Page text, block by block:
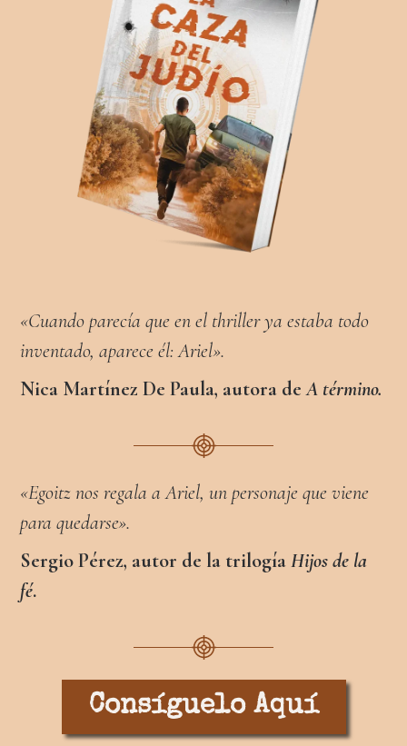
«Cuando parecía que en el thriller ya estaba todo
inventado, aparece él: Ariel».
Nica Martínez De Paula, autora deA término.
«Egoitz nos regala a Ariel, un personaje que viene
para quedarse».
Sergio Pérez, autor de la trilogíaHijos de la
fé.
Consíguelo Aquí